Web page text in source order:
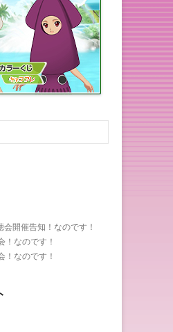
開催告知！なのです！
！なのです！
！なのです！